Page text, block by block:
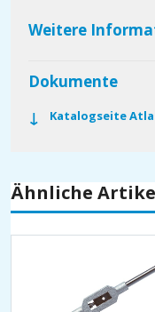
Weitere
Dokumente
Katalogseite
Ähnliche